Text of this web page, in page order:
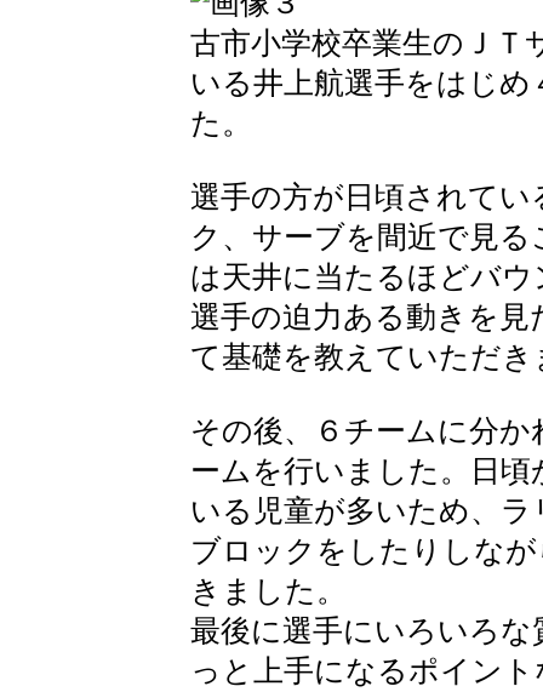
古市小学校卒業生のＪ
いる井上航選手をはじ
た。
選手の方が日頃されて
ク、サーブを間近で見
は天井に当たるほどバ
選手の迫力ある動きを
て基礎を教えていただき
その後、６チームに分
ームを行いました。日
いる児童が多いため、
ブロックをしたりしな
きました。
最後に選手にいろいろ
っと上手になるポイン